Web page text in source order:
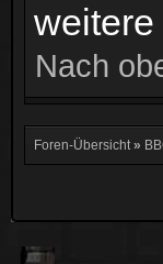
weitere
Nach
Foren-Übersicht»